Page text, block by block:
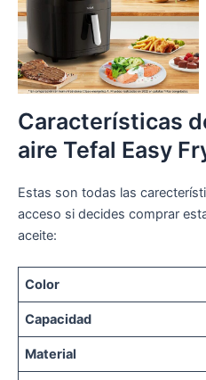
Características
aire Tefal Easy
Estas son todas las
acceso si decides comprar
aceite:
Color
Capacidad
Material